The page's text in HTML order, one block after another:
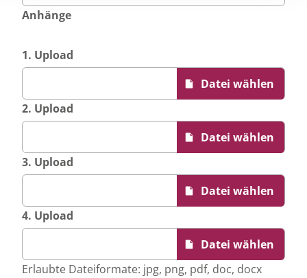
Anhänge
1. Upload
2. Upload
3. Upload
4. Upload
Erlaubte Dateiformate: jpg, png, pdf, doc, docx